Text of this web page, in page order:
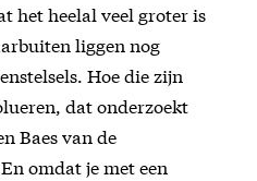
het heelal veel groter is
liggen nog
Hoe die zijn
dat onderzoekt
Baes van de
omdat je met een